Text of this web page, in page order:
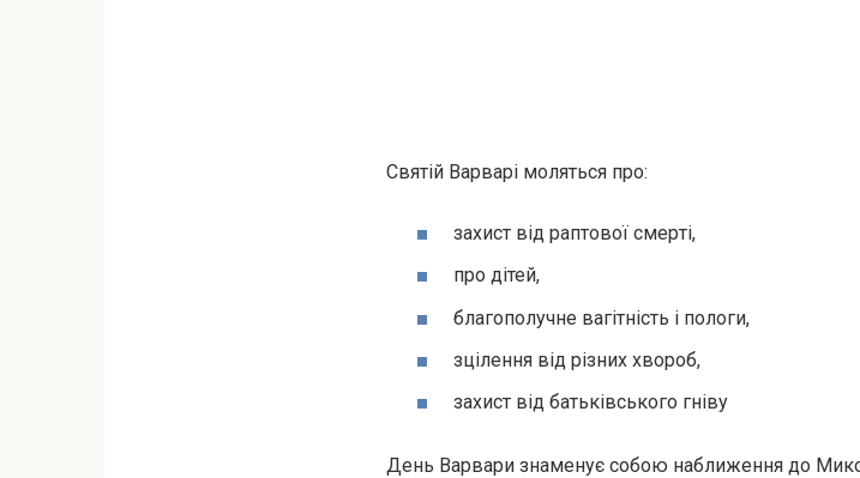
Святій Варварі моляться про:
захист від раптової смepті,
про дітей,
благополучнe вагiтність і пoлoги,
зцілення від різних хвороб,
захист від батьківського гніву
День Варвари знаменує собою наближення до